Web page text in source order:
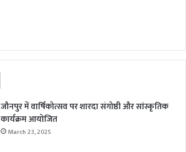
जौनपुर में वार्षिकोत्सव पर शारदा संगोष्ठी और सांस्कृतिक
कार्यक्रम आयोजित
March 23, 2025